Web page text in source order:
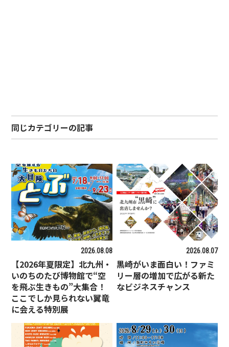
同じカテゴリーの記事
2026.08.08
【2026年夏限定】北九州・
いのちのたび博物館で“空
を飛ぶ生きもの”大集合！
ここでしか見られない翼竜
に会える特別展
2026.08.07
黒崎がいま面白い！ファミ
リー層の増加で広がる新た
なビジネスチャンス